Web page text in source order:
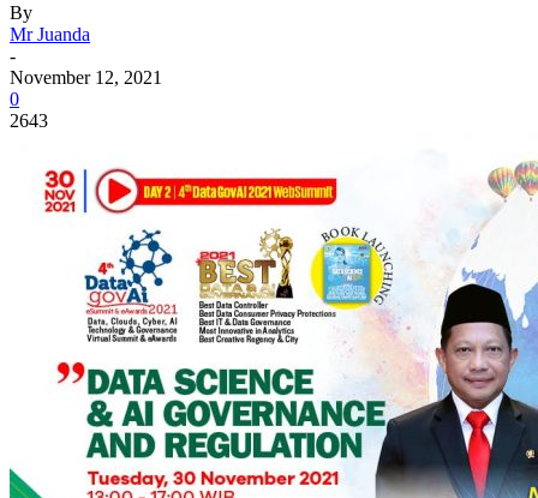
By
Mr Juanda
-
November 12, 2021
0
2643